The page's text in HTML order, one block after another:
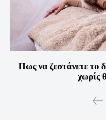
Πως να ζεστάνετε το
χωρίς